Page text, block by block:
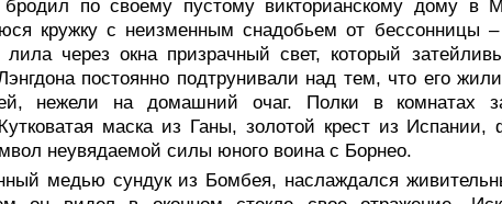
по своему пустому викторианскому дому в
кружку с неизменным снадобьем от бессонницы
через окна призрачный свет, который
постоянно подтрунивали над тем, что его
нежели на домашний очаг. Полки в комнатах
маска из Ганы, золотой крест из Испании,
неувядаемой силы юного воина с Борнео.
медью сундук из Бомбея, наслаждался